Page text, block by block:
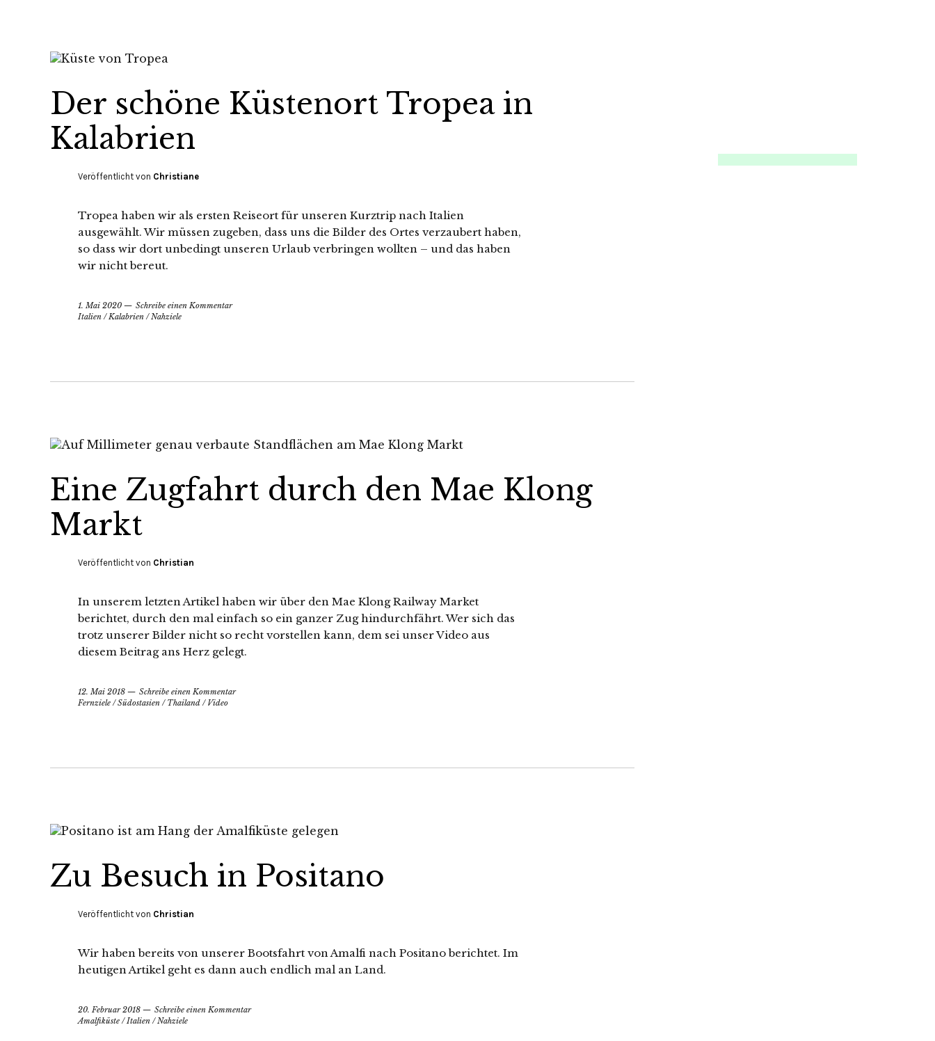
Der schöne Küstenort Tropea in
Kalabrien
Veröffentlicht von Christiane
Tropea haben wir als ersten Reiseort für unseren Kurztrip nach Italien
ausgewählt. Wir müssen zugeben, dass uns die Bilder des Ortes verzaubert haben,
so dass wir dort unbedingt unseren Urlaub verbringen wollten – und das haben
wir nicht bereut.
1. Mai 2020
Schreibe einen Kommentar
Italien /Kalabrien /Nahziele
Eine Zugfahrt durch den Mae Klong
Markt
Veröffentlicht von Christian
In unserem letzten Artikel haben wir über den Mae Klong Railway Market
berichtet, durch den mal einfach so ein ganzer Zug hindurchfährt. Wer sich das
trotz unserer Bilder nicht so recht vorstellen kann, dem sei unser Video aus
diesem Beitrag ans Herz gelegt.
12. Mai 2018
Schreibe einen Kommentar
Fernziele /Südostasien / Thailand / Video
Zu Besuch in Positano
Veröffentlicht von Christian
Wir haben bereits von unserer Bootsfahrt von Amalfi nach Positano berichtet. Im
heutigen Artikel geht es dann auch endlich mal an Land.
20. Februar 2018
Schreibe einen Kommentar
Amalfiküste /Italien /Nahziele